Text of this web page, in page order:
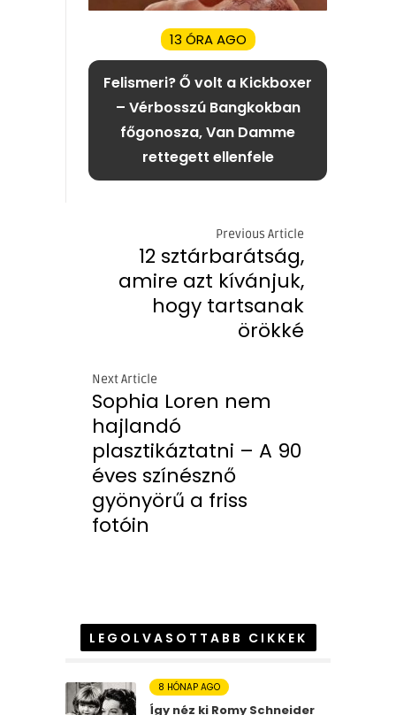
13 ÓRA AGO
Felismeri? Ő volt a Kickboxer
– Vérbosszú Bangkokban
főgonosza, Van Damme
rettegett ellenfele
Previous Article
12 sztárbarátság,
amire azt kívánjuk,
hogy tartsanak
örökké
Next Article
Sophia Loren nem
hajlandó
plasztikáztatni – A 90
éves színésznő
gyönyörű a friss
fotóin
LEGOLVASOTTABB CIKKEK
8 HÓNAP AGO
Így néz ki Romy Schneider